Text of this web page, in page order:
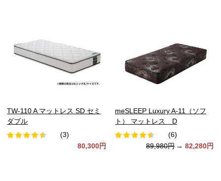
TW-110 A マットレス SD セミ
ダブル
(3)
80,300円
meSLEEP Luxury A-11（ソフ
ト） マットレス D
(6)
89,980円 → 82,280円